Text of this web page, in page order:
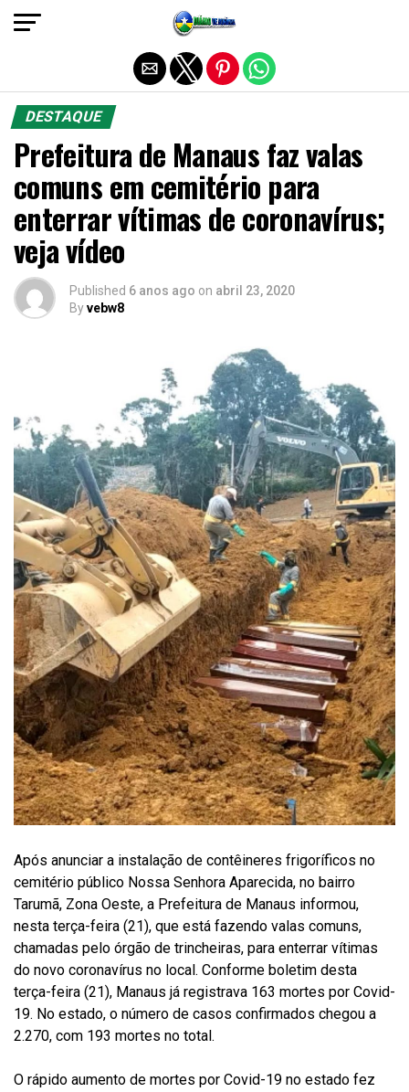
DESTAQUE
Prefeitura de Manaus faz valas
comuns em cemitério para
enterrar vítimas de coronavírus;
veja vídeo
Published 6 anos ago on abril 23, 2020
Byvebw8
Após anunciar a instalação de contêineres frigoríficos no
cemitério público Nossa Senhora Aparecida, no bairro
Tarumã, Zona Oeste, a Prefeitura de Manaus informou,
nesta terça-feira (21), que está fazendo valas comuns,
chamadas pelo órgão de trincheiras, para enterrar vítimas
do novo coronavírus no local. Conforme boletim desta
terça-feira (21), Manaus já registrava 163 mortes por Covid-
19. No estado, o número de casos confirmados chegou a
2.270, com 193 mortes no total.
O rápido aumento de mortes por Covid-19 no estado fez
Sair da versão mobile